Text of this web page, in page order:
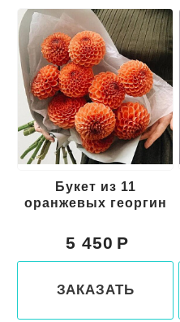
Букет из 11
оранжевых георгин
5 450
ЗАКАЗАТЬ